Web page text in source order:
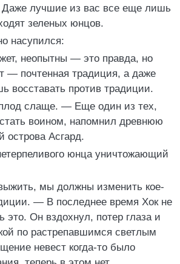
Даже лучшие из вас все еще лишь
зеленых юнцов.
насупился:
неопытны — это правда, но
— почтенная традиция, а даже
восставать против традиции.
слаще. — Еще один из тех,
воином, напомнил древнюю
острова Асгард.
юнца уничтожающий
мы должны изменить кое-
— В последнее время Хок не
это. Он вздохнул, потер глаза и
по растрепавшимся светлым
невест когда-то было